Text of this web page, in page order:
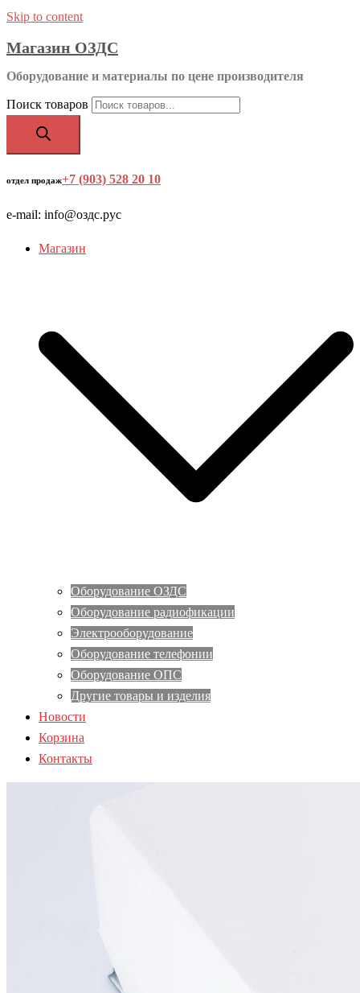
Skip to content
Магазин ОЗДС
Оборудование и материалы по цене производителя
Поиск товаров
отдел продаж+7 (903) 528 20 10
e-mail: info@оздс.рус
Магазин
Оборудование ОЗДС
Оборудование радиофикации
Электрооборудование
Оборудование телефонии
Оборудование ОПС
Другие товары и изделия
Новости
Корзина
Контакты